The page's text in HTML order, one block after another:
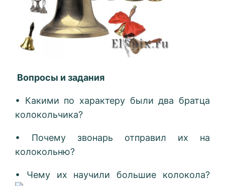
Вопросы и задания
• Какими по характеру были два братца
колокольчика?
• Почему звонарь отправил их на
колокольню?
• Чему их научили большие колокола?